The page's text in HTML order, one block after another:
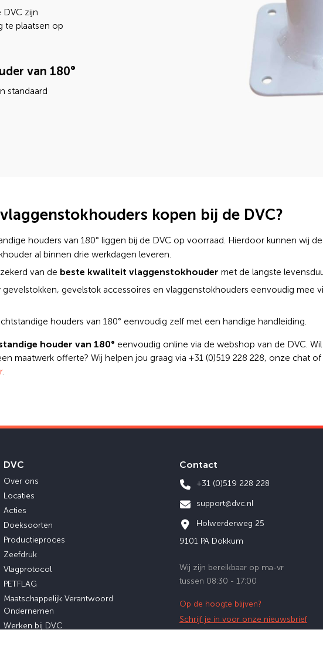
DVC zijn
te plaatsen op
van 180°
standaard
kopen bij de DVC?
houders van 180° liggen bij de DVC op voorraad. Hierdoor kunnen wij
al binnen drie werkdagen leveren.
van de beste kwaliteit vlaggenstokhouder met de langste
gevelstokken, gevelstok accessoires en vlaggenstokhouders eenvoudig mee
houders van 180° eenvoudig zelf met een handige handleiding.
houder van 180° eenvoudig online via de webshop van de DVC.
maatwerk offerte? Wij helpen jou graag via +31 (0)519 228 228, onze chat
.
DVC
Over ons
Locaties
Acties
Doeksoorten
Productieproces
Zeefdruk
Vlagprotocol
PETFLAG
Maatschappelijk Verantwoord
Ondernemen
Werken bij DVC
Contact
+31 (0)519 228 228
support@dvc.nl
Holwerderweg 25
9101 PA Dokkum
Wij zijn bereikbaar op ma-vr
tussen 08:30 - 17:00
Op de hoogte blijven?
Schrijf je in voor onze nieuwsbrief